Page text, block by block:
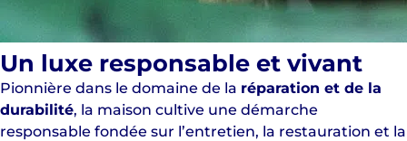
Un luxe responsable et vivant
Pionnière dans le domaine de la réparation et de la
durabilité, la maison cultive une démarche
responsable fondée sur l’entretien, la restauration et la